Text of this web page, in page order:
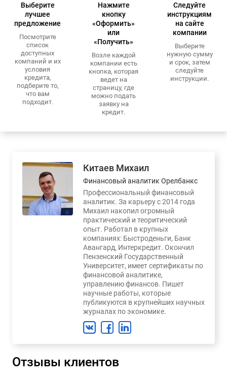
Выберите
лучшее
предложение
Посмотрите
список
доступных
компаний и их
условия
кредита,
подберите то,
что вам
подходит.
Нажмите
кнопку
«Оформить»
или
«Получить»
Возле каждой
компании есть
кнопка, которая
ведет на
страницу, где
можно подать
заявку на
кредит.
Следуйте
инструкциям
на сайте
компании
Выберите
нужную сумму
и срок, затем
следуйте
инструкции.
Китаев Михаил
Финансовый аналитик Орелбанкс
Профессиональный финансовый
аналитик. За карьеру с 2014 года
Михаил накопил огромный
практический и теоритический
опыт. Работал в крупных
компаниях: Быстроденьги, Банк
Авангард, Интеркредит. Окончил
Пензенский Государственный
Университет, имеет сертификаты по
финансовой аналитике,
управлению финансов. Пишет
научные работы, которые
публикуются в крупнейших научных
журналах по экономике.
Отзывы клиентов